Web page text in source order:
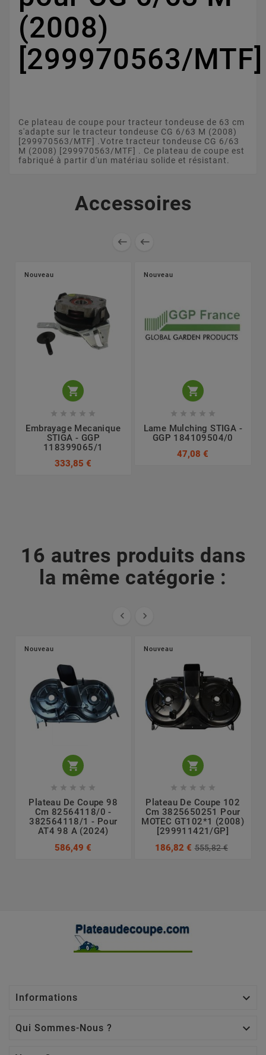
(2008)
[299970563/
Ce plateau de coupe pour tracteur tondeuse de 63 cm
s'adapte sur le tracteur tondeuse CG 6/63 M (2008)
[299970563/MTF] .Votre tracteur tondeuse CG 6/63
M (2008) [299970563/MTF] . Ce plateau de coupe est
fabriqué à partir d'un matériau solide et résistant.
Accessoires
 
Nouveau

    
Embrayage Mecanique
STIGA - GGP
118399065/1
333,85 €
Nouveau

    
Lame Mulching STIGA -
GGP 184109504/0
47,08 €
16 autres produits dans
la même catégorie :
 
Nouveau

    
Plateau De Coupe 98
Cm 82564118/0 -
382564118/1 - Pour
AT4 98 A (2024)
586,49 €
Nouveau

    
Plateau De Coupe 102
Cm 3825650251 Pour
MOTEC GT102*1 (2008)
[299911421/GP]
186,82 € 555,82 €
Informations 
Qui Sommes-Nous ? 